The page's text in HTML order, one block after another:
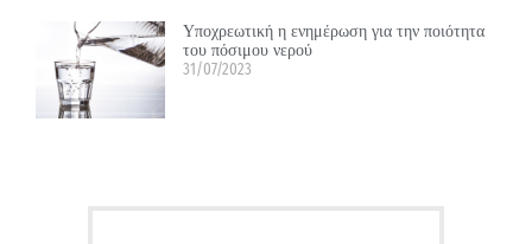
Υποχρεωτική η ενημέρωση για την ποιότητα
του πόσιμου νερού
31/07/2023